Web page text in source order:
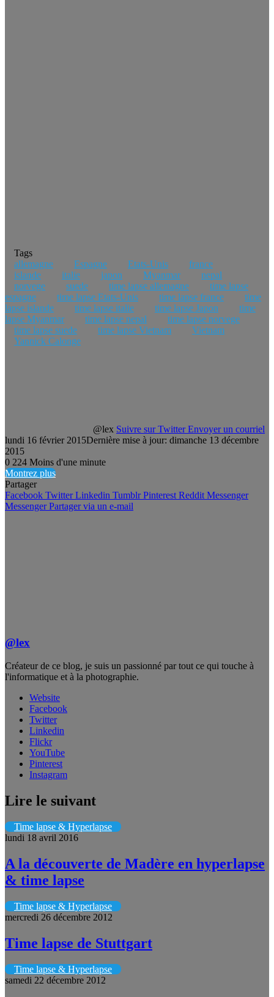
Tags
allemagne
Espagne Etats-Unis
france
islande
italie japon Myanmar
nepal
norvege
suede time lapse allemagne
time lapse
espagne
time lapse Etats-Unis time lapse france
time
lapse islande
time lapse italie time lapse Japon
time
lapse Myanmar
time lapse nepal
time lapse norvege
time lapse suede
time lapse Vietnam
Vietnam
Yannick Calonge
@lex Suivre sur Twitter Envoyer un courriel
lundi 16 février 2015Dernière mise à jour: dimanche 13 décembre
2015
0 224 Moins d'une minute
Montrez plus
Partager
Facebook Twitter Linkedin Tumblr Pinterest Reddit Messenger
Messenger Partager via un e-mail
@lex
Créateur de ce blog, je suis un passionné par tout ce qui touche à
l'informatique et à la photographie.
Website
Facebook
Twitter
Linkedin
Flickr
YouTube
Pinterest
Instagram
Lire le suivant
Time lapse & Hyperlapse
lundi 18 avril 2016
A la découverte de Madère en hyperlapse
& time lapse
Time lapse & Hyperlapse
mercredi 26 décembre 2012
Time lapse de Stuttgart
Time lapse & Hyperlapse
samedi 22 décembre 2012